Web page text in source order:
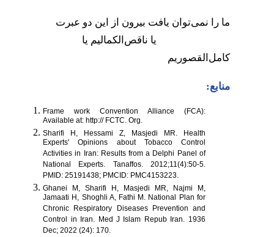
ما را نمی‌توان یافت بیرون از این دو عبرت
یا ناقص‌الکمالیم یا
کامل‌القصوریم
منابع:
Frame work Convention Alliance (FCA):
Available at: http:// FCTC. Org.
Sharifi H, Hessami Z, Masjedi MR. Health
Experts' Opinions about Tobacco Control
Activities in Iran: Results from a Delphi Panel of
National Experts. Tanaffos. 2012;11(4):50-5.
PMID: 25191438; PMCID: PMC4153223.
Ghanei M, Sharifi H, Masjedi MR, Najmi M,
Jamaati H, Shoghli A, Fathi M. National Plan for
Chronic Respiratory Diseases Prevention and
Control in Iran. Med J Islam Repub Iran. 1936
Dec; 2022 (24): 170.